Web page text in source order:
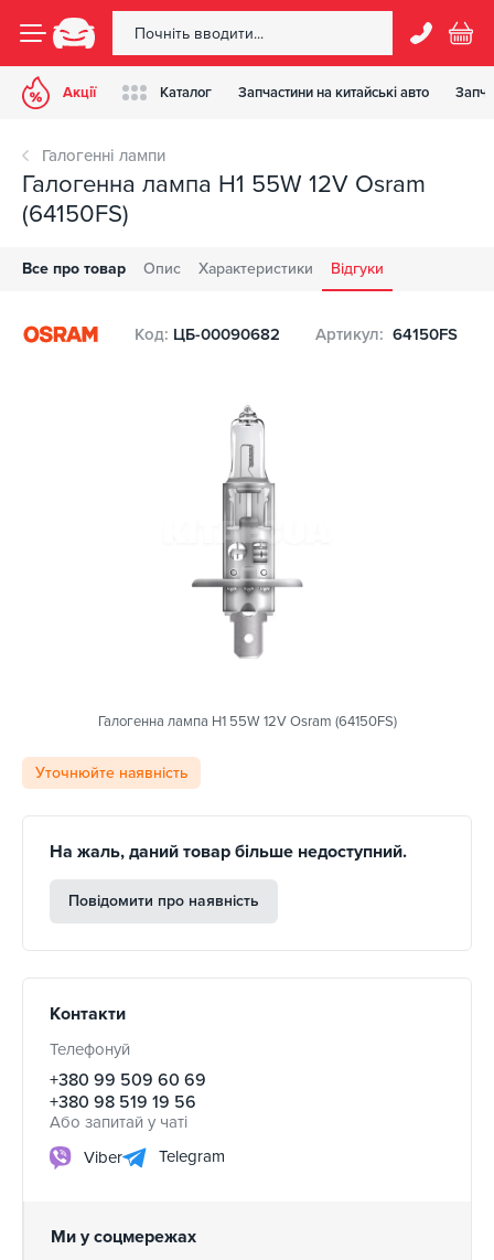
Акції Каталог Запчастини на китайські авто
Галогенні лампи
Галогенна лампа H1 55W 12V Osram
(64150FS)
Все про товар Опис Характеристики Відгуки
Код: ЦБ-00090682 Артикул: 64150FS
Галогенна лампа H1 55W 12V Osram (64150FS)
Уточнюйте наявність
На жаль, даний товар більше недоступний.
Повідомити про наявність
Контакти
Телефонуй
+380 99 509 60 69
+380 98 519 19 56
Або запитай у чаті
Viber
Telegram
Ми у соцмережах